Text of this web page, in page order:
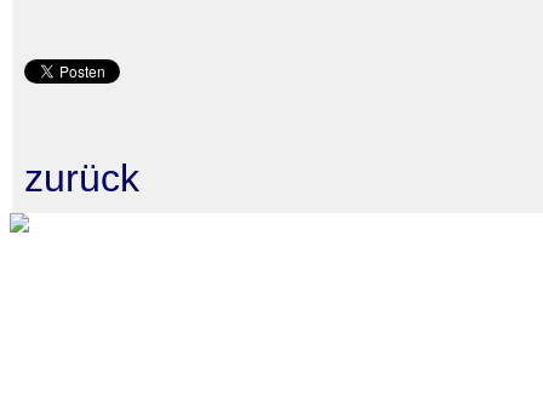
zurück